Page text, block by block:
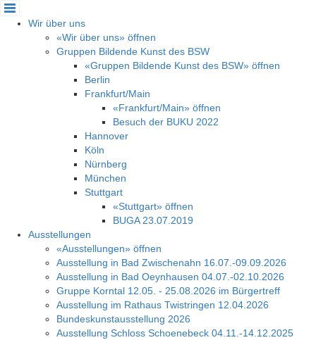
Wir über uns
«Wir über uns» öffnen
Gruppen Bildende Kunst des BSW
«Gruppen Bildende Kunst des BSW» öffnen
Berlin
Frankfurt/Main
«Frankfurt/Main» öffnen
Besuch der BUKU 2022
Hannover
Köln
Nürnberg
München
Stuttgart
«Stuttgart» öffnen
BUGA 23.07.2019
Ausstellungen
«Ausstellungen» öffnen
Ausstellung in Bad Zwischenahn 16.07.-09.09.2026
Ausstellung in Bad Oeynhausen 04.07.-02.10.2026
Gruppe Korntal 12.05. - 25.08.2026 im Bürgertreff
Ausstellung im Rathaus Twistringen 12.04.2026
Bundeskunstausstellung 2026
Ausstellung Schloss Schoenebeck 04.11.-14.12.2025
Cookie-Einstellungen